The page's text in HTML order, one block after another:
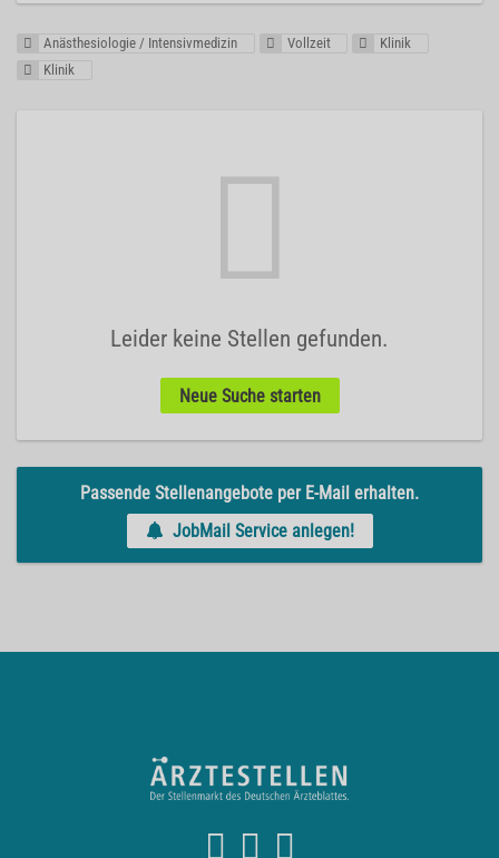
Anästhesiologie / Intensivmedizin Vollzeit
Klinik
Klinik
Leider keine Stellen gefunden.
Neue Suche starten
Passende Stellenangebote per E-Mail erhalten.
JobMail Service anlegen!